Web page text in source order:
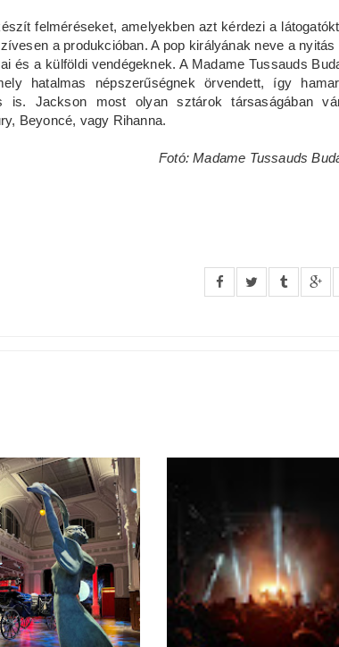
felméréseket, amelyekben azt kérdezi a
a produkcióban. A pop királyának neve a nyitás
és a külföldi vendégeknek. A Madame Tussauds
hatalmas népszerűségnek örvendett, így
is. Jackson most olyan sztárok társaságában
Beyoncé, vagy Rihanna.
Fotó: Madame Tussauds